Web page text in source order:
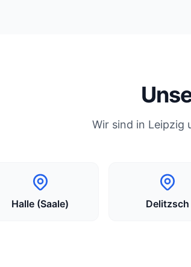
Wir sind in Leipzig
Halle (Saale) Delitzsch